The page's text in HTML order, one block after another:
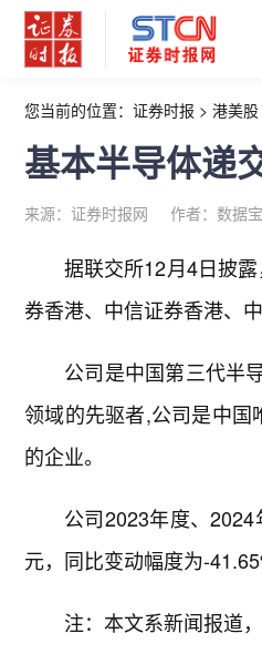
您当前的位置： 证券时报 > 港美股
基本半导体递
来源：证券时报网 作者：数据宝
据联交所12月4日披
券香港、中信证券香港、
公司是中国第三代半
领域的先驱者,公司是中国
的企业。
公司2023年度、
元，同比变动幅度为-
注：本文系新闻报道